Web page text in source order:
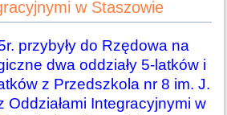
w Staszowie
przybyły do Rzędowa na
dwa oddziały 5-latków i
z Przedszkola nr 8 im. J.
Oddziałami Integracyjnymi w